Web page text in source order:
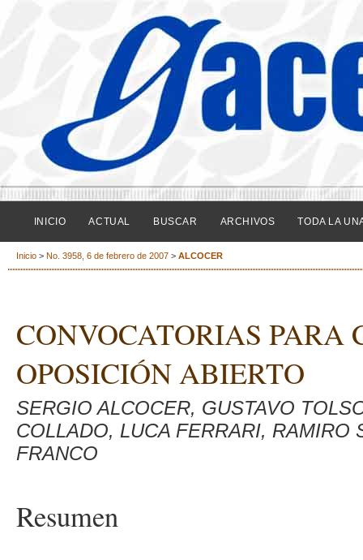
INICIO ACTUAL BUSCAR ARCHIVOS TODA LA
Inicio > No. 3958, 6 de febrero de 2007 > ALCOCER
CONVOCATORIAS PARA
OPOSICIÓN ABIERTO
SERGIO ALCOCER, GUSTAVO
COLLADO, LUCA FERRARI, RAMIRO
FRANCO
Resumen